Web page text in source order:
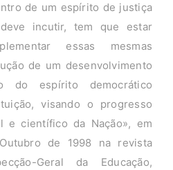
de um espírito de justiça
incutir, tem que estar
essas mesmas
de um desenvolvimento
do espírito democrático
visando o progresso
e científico da Nação», em
de 1998 na revista
Geral da Educação,